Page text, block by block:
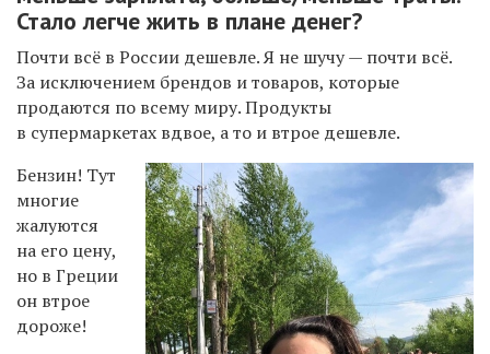
Стало легче жить в плане денег?
Почти всё в России дешевле. Я не шучу — почти всё.
За исключением брендов и товаров, которые
продаются по всему миру. Продукты
в супермаркетах вдвое, а то и втрое дешевле.
Бензин! Тут
многие
жалуются
на его цену,
но в Греции
он втрое
дороже!